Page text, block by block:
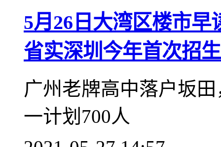
5月26日大湾区楼市
省实深圳今年首次招生
广州老牌高中落户坂
一计划700人